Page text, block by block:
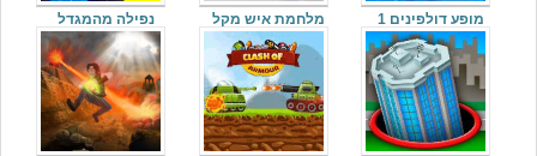
מופע דולפינים 1 מלחמת איש מקל נפילה מהמגדל